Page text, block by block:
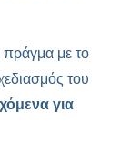
με το
του
για